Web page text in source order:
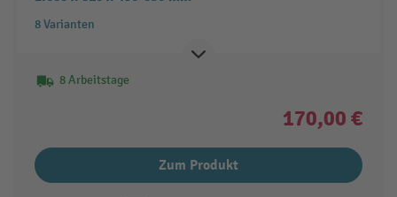
8 Varianten
8 Arbeitstage
170,00 €
Zum Produkt